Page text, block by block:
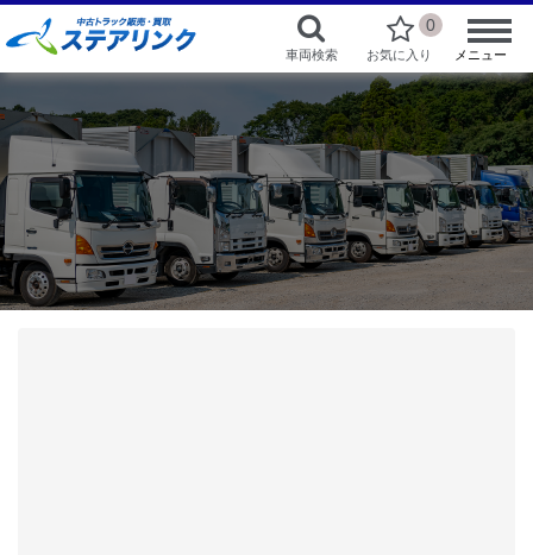
車両検索
0
お気に入り メニュー